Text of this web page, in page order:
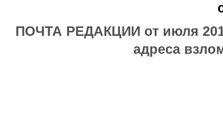
ПОЧТА РЕДАКЦИИ от июля
адреса